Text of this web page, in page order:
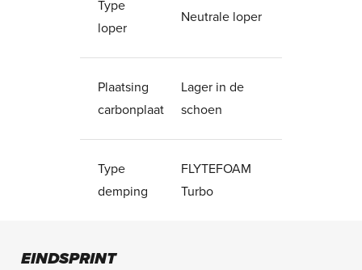
Type
loper
Neutrale loper
Plaatsing
carbonplaat
Lager in de
schoen
Type
demping
FLYTEFOAM
Turbo
EINDSPRINT